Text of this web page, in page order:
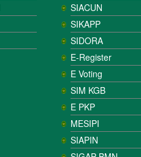
SIACUN
SIKAPP
SIDORA
E-Register
E Voting
SIM KGB
E PKP
MESIPI
SIAPIN